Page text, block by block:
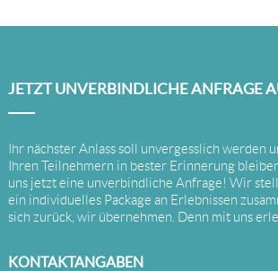
JETZT UNVERBINDLICHE ANFRAGE
Ihr nächster Anlass soll unvergesslich werden
Ihren Teilnehmern in bester Erinnerung
uns jetzt eine unverbindliche Anfrage! Wir
ein individuelles Package an Erlebnissen
sich zurück, wir übernehmen. Denn mit uns
KONTAKTANGABEN